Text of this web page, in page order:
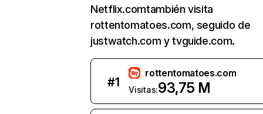
Netflix.comtambién visita
rottentomatoes.com, seguido de
justwatch.com y tvguide.com.
#1
rottentomatoes.com
Visitas:93,75 M